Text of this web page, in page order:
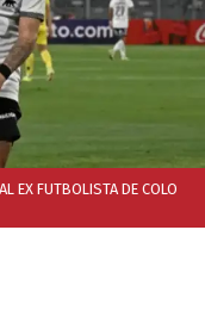
EX FUTBOLISTA DE COLO